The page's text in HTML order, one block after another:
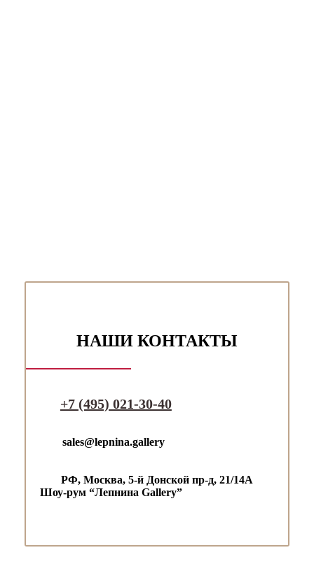
НАШИ КОНТАКТЫ
+7 (495) 021-30-40
sales@lepnina.gallery
РФ, Москва, 5-й Донской пр-д, 21/14А
Шоу-рум “Лепнина Gallery”